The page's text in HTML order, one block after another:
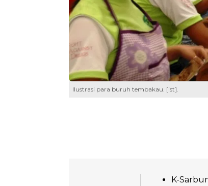
Ilustrasi para buruh tembakau. [ist].
K-